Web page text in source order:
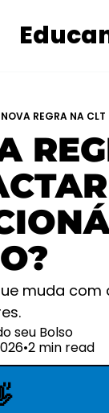
NOVA REGRA NA
muda com
seu Bolso
•2 min read